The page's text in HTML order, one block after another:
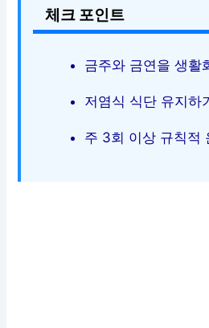
체크 포인트
금주와 금연을 생활
저염식 식단 유지하
주 3회 이상 규칙적